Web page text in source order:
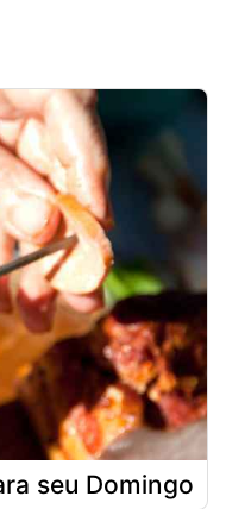
seu Domingo